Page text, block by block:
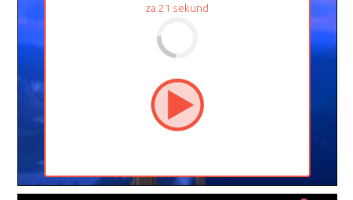
za 21 sekund